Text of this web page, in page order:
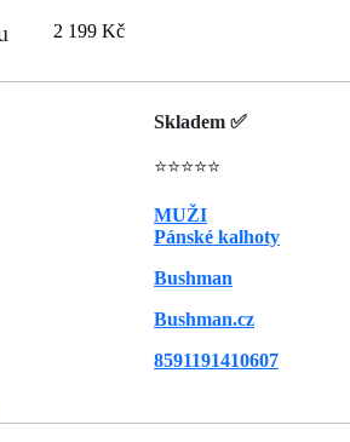
2 199 Kč
Skladem ✅
⭐⭐⭐⭐⭐
MUŽI
Pánské kalhoty
Bushman
Bushman.cz
8591191410607